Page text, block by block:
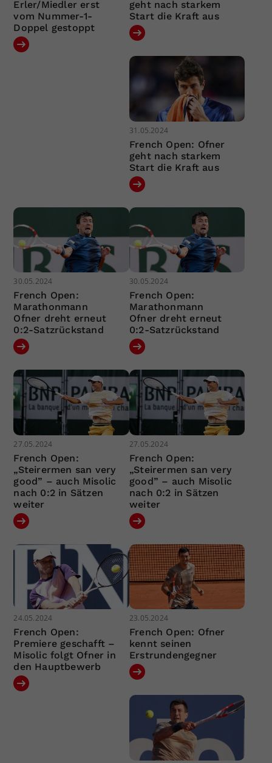
Erler/Miedler erst
vom Nummer-1-
Doppel gestoppt
geht nach starkem
Start die Kraft aus
31.05.2024
French Open: Ofner
geht nach starkem
Start die Kraft aus
30.05.2024
French Open:
Marathonmann
Ofner dreht erneut
0:2-Satzrückstand
30.05.2024
French Open:
Marathonmann
Ofner dreht erneut
0:2-Satzrückstand
27.05.2024
French Open:
„Steirermen san very
good” – auch Misolic
nach 0:2 in Sätzen
weiter
27.05.2024
French Open:
„Steirermen san very
good” – auch Misolic
nach 0:2 in Sätzen
weiter
24.05.2024
French Open:
Premiere geschafft –
Misolic folgt Ofner in
den Hauptbewerb
23.05.2024
French Open: Ofner
kennt seinen
Erstrundengegner